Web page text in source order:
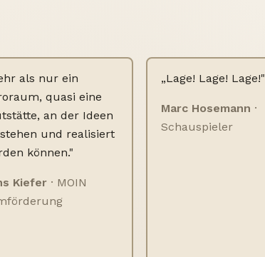
als nur ein
quasi eine
an der Ideen
und realisiert
können."
Kiefer· MOIN
„Lage! Lage! Lage!"
Marc Hosemann ·
Schauspieler